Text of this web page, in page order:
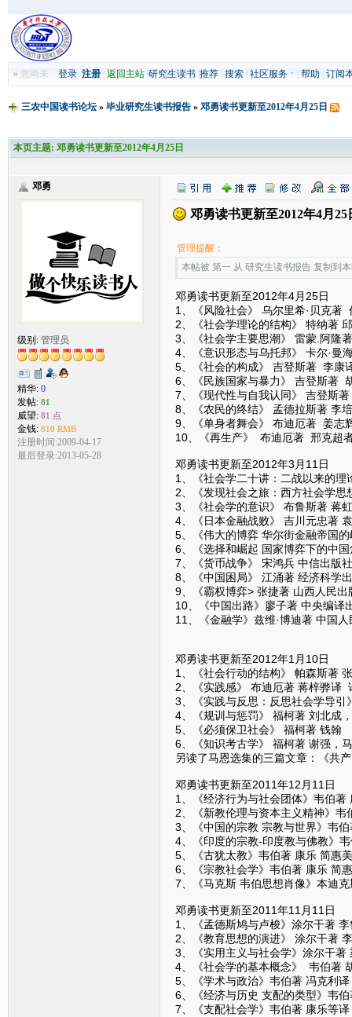
»您尚未 登录 注册| 返回主站| 研究生读书| 推荐| 搜索| 社区服务 帮助 订阅
三农中国读书论坛» 毕业研究生读书报告» 邓勇读书更新至2012年4月25日
本页主题: 邓勇读书更新至2012年4月25日
邓勇
级别: 管理员
精华: 0
发帖: 81
威望: 81 点
金钱: 810 RMB
注册时间:2009-04-17
最后登录:2013-05-28
邓勇读书更新至2012年4月25
管理提醒：
本帖被 第一 从 研究生读书报告 复制到
邓勇读书更新至2012年4月25日
1、《风险社会》 乌尔里希·贝克著
2、《社会学理论的结构》 特纳著
3、《社会学主要思潮》 雷蒙.阿隆
4、《意识形态与乌托邦》 卡尔·
5、《社会的构成》 吉登斯著 李康
6、《民族国家与暴力》 吉登斯著
7、《现代性与自我认同》 吉登斯
8、《农民的终结》 孟德拉斯著 李
9、《单身者舞会》 布迪厄著 姜志
10、《再生产》 布迪厄著 邢克超
邓勇读书更新至2012年3月11日
1、《社会学二十讲：二战以来的理
2、《发现社会之旅：西方社会学
3、《社会学的意识》 布鲁斯著 蒋
4、《日本金融战败》 吉川元忠著
5、《伟大的博弈 华尔街金融帝国
6、《选择和崛起 国家博弈下的中
7、《货币战争》 宋鸿兵 中信出版社
8、《中国困局》 江涌著 经济科学
9、《霸权博弈> 张捷著 山西人民出
10、《中国出路》廖子著 中央编译
11、《金融学》兹维·博迪著 中国
邓勇读书更新至2012年1月10日
1、《社会行动的结构》 帕森斯著
2、《实践感》 布迪厄著 蒋梓骅译
3、《实践与反思：反思社会学导
4、《规训与惩罚》 福柯著 刘北成
5、《必须保卫社会》 福柯著 钱翰
6、《知识考古学》 福柯著 谢强，
另读了马恩选集的三篇文章：《共
邓勇读书更新至2011年12月11日
1、《经济行为与社会团体》韦伯
2、《新教伦理与资本主义精神》
3、《中国的宗教 宗教与世界》韦
4、《印度的宗教-印度教与佛教》
5、《古犹太教》韦伯著 康乐 简惠
6、《宗教社会学》韦伯著 康乐 简
7、《马克斯 韦伯思想肖像》本迪
邓勇读书更新至2011年11月11日
1、《孟德斯鸠与卢梭》涂尔干著
2、《教育思想的演进》 涂尔干著
3、《实用主义与社会学》涂尔干著
4、《社会学的基本概念》 韦伯著
5、《学术与政治》韦伯著 冯克利
6、《经济与历史 支配的类型》韦
7、《支配社会学》韦伯著 康乐等